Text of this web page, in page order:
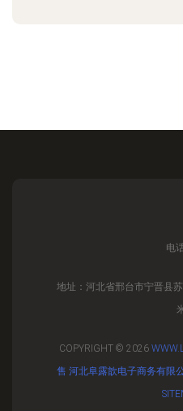
电
地址：河北省邢台市宁晋县
COPYRIGHT © 2026
售 河北阜露歆电子商务有限